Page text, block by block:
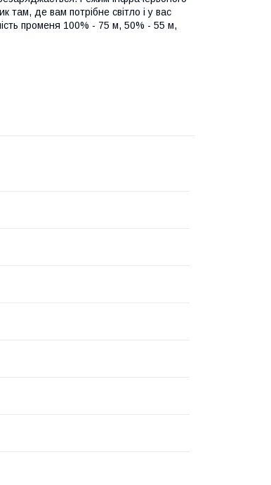
там, де вам потрібне світло і у вас
променя 100% - 75 м, 50% - 55 м,